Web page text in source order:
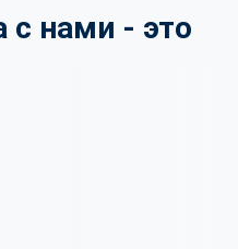
с нами - это